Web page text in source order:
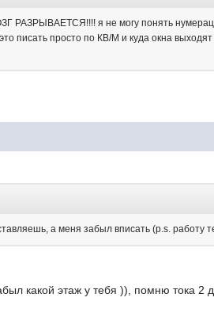
я не могу понять нумерацию
писать просто по КВ/М и куда окна
а меня забыл вписать (p.s. работу
какой этаж у тебя )), помню тока 2